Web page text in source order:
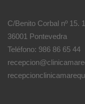
C/Benito Corbal nº 15.
36001 Pontevedra
Teléfono: 986 86 65 44